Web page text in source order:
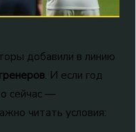
добавили в линию
. И если год
сейчас —
читать условия: